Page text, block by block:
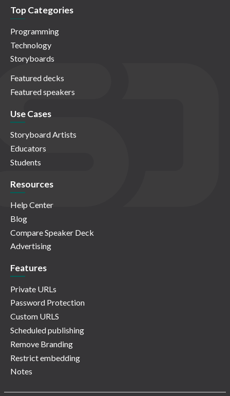
Top Categories
Programming
Technology
Storyboards
Featured decks
Featured speakers
Use Cases
Storyboard Artists
Educators
Students
Resources
Help Center
Blog
Compare Speaker Deck
Advertising
Features
Private URLs
Password Protection
Custom URLS
Scheduled publishing
Remove Branding
Restrict embedding
Notes